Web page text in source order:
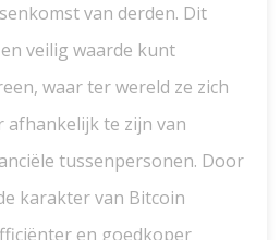
van derden. Dit
veilig waarde kunt
waar ter wereld ze zich
afhankelijk te zijn van
tussenpersonen. Door
karakter van Bitcoin
en goedkoper